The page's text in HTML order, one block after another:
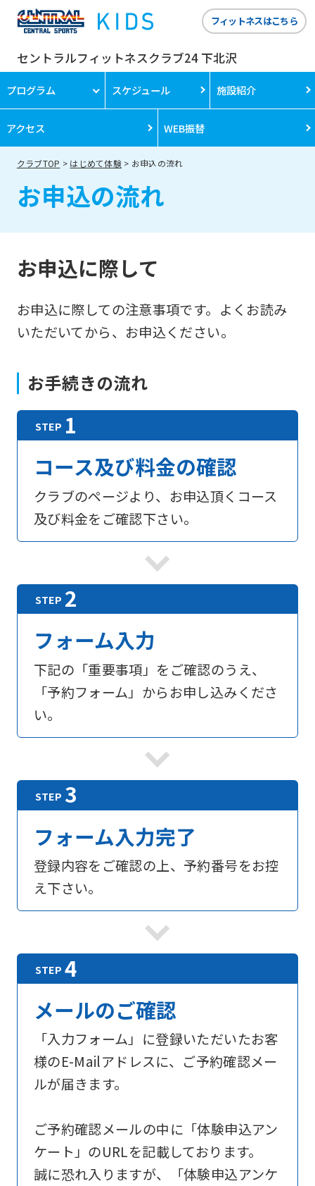
セントラルフィットネスクラブ24 下北沢
フィットネスはこちら
プログラム スケジュール 施設紹介
アクセス WEB振替
クラブTOP はじめて体験 お申込の流れ
お申込の流れ
お申込に際して
お申込に際しての注意事項です。よくお読み
いただいてから、お申込ください。
お手続きの流れ
コース及び料金の確認
クラブのページより、お申込頂くコース
及び料金をご確認下さい。
フォーム入力
下記の「重要事項」をご確認のうえ、
「予約フォーム」からお申し込みくださ
い。
フォーム入力完了
登録内容をご確認の上、予約番号をお控
え下さい。
メールのご確認
「入力フォーム」に登録いただいたお客
様のE-Mailアドレスに、ご予約確認メー
ルが届きます。
ご予約確認メールの中に「体験申込アン
ケート」のURLを記載しております。
誠に恐れ入りますが、「体験申込アンケ